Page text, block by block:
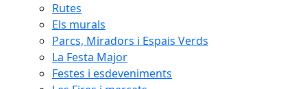
Rutes
Els murals
Parcs, Miradors i Espais Verds
La Festa Major
Festes i esdeveniments